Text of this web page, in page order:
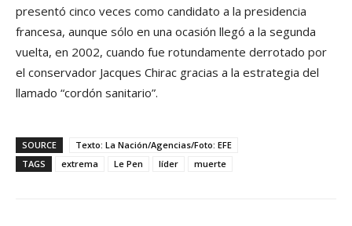
presentó cinco veces como candidato a la presidencia
francesa, aunque sólo en una ocasión llegó a la segunda
vuelta, en 2002, cuando fue rotundamente derrotado por
el conservador Jacques Chirac gracias a la estrategia del
llamado “cordón sanitario”.
SOURCE
Texto: La Nación/Agencias/Foto: EFE
TAGS
extrema Le Pen líder muerte